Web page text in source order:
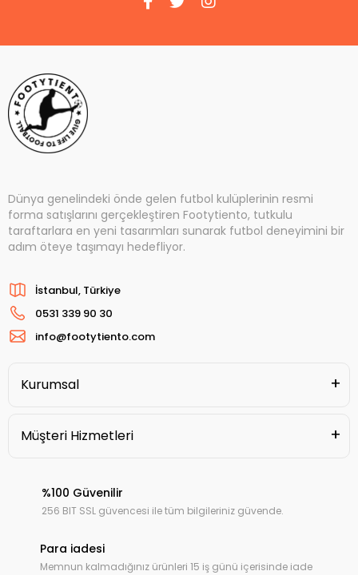
Dünya genelindeki önde gelen futbol kulüplerinin resmi
forma satışlarını gerçekleştiren Footytiento, tutkulu
taraftarlara en yeni tasarımları sunarak futbol deneyimini bir
adım öteye taşımayı hedefliyor.
İstanbul, Türkiye
0531 339 90 30
info@footytiento.com
Kurumsal
Müşteri Hizmetleri
%100 Güvenilir
256 BIT SSL güvencesi ile tüm bilgileriniz güvende.
Para iadesi
Memnun kalmadığınız ürünleri 15 iş günü içerisinde iade